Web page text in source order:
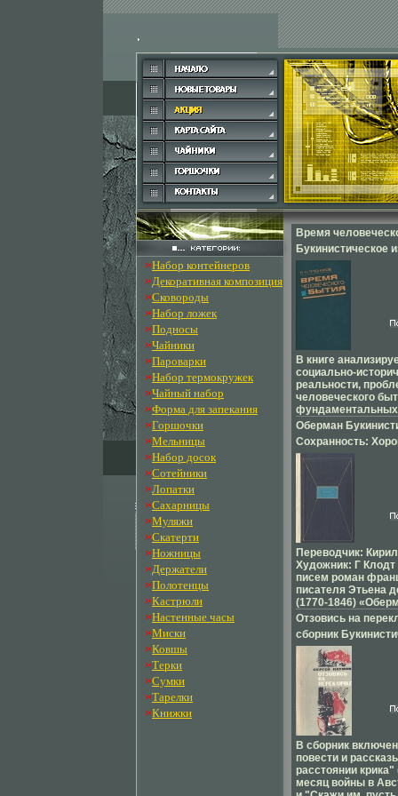
»Набор контейнеров
»Декоративная композиция
»Сковороды
»Набор ложек
»Подносы
»Чайники
»Пароварки
»Набор термокружек
»Чайный набор
»Форма для запекания
»Горшочки
»Мельницы
»Набор досок
»Сотейники
»Лопатки
»Сахарницы
»Муляжи
»Скатерти
»Ножницы
»Держатели
»Полотенцы
»Кастрюли
»Настенные часы
»Миски
»Ковшы
»Терки
»Сумки
»Тарелки
»Книжки
Время
Букинистическое
Издательство:
Твердый
(~130х205 мм)
В книге
социально-
реальности,
человеческого
фундаментальных
имеющая самые
выходы к
актуальных
социологических,
эстетических и
Автор Николай
Оберман
Сохранность:
Издательство:
литература
переплет, 270 стр
Формат: 84x108/
Переводчик:
Художник: Г
писем роман
писателя Этьена
(1770-1846)
«рассказом о
развитии
Оберман —
пореволюционной
будничной прозе
напоминавшей
просветителями
справедливости
крушение надежд
он воспринял как
бессилия
перед
истории Мир
приведен в
исконными
Отзовись на
сборник
Сохранность:
Издательство:
Твердый
65000 экз
(~130х205 мм)
В сборник
повести и
расстоянии
месяц войны в